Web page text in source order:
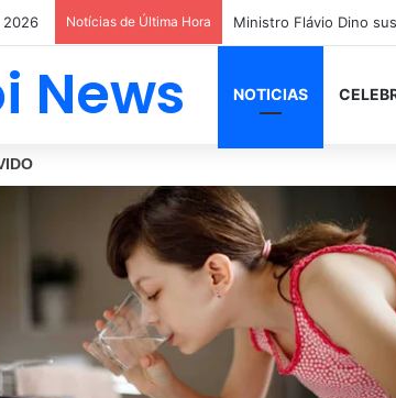
2026 Notícias de Última Hora PM morre após bater
News NOTICIAS